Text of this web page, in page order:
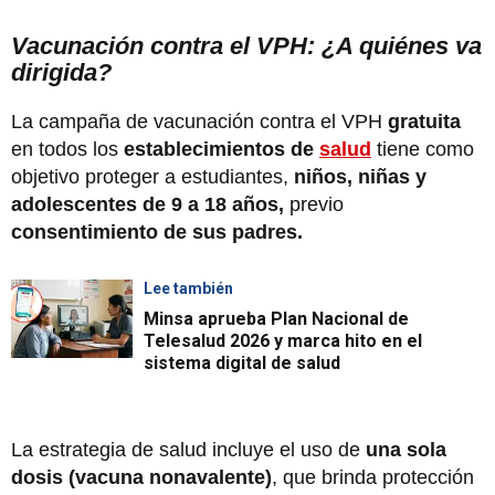
Vacunación contra el VPH: ¿A quiénes va
dirigida?
La campaña de vacunación contra el VPH gratuita
en todos los establecimientos de salud tiene como
objetivo proteger a estudiantes, niños, niñas y
adolescentes de 9 a 18 años, previo
consentimiento de sus padres.
Lee también
Minsa aprueba Plan Nacional de
Telesalud 2026 y marca hito en el
sistema digital de salud
La estrategia de salud incluye el uso de una sola
dosis (vacuna nonavalente), que brinda protección